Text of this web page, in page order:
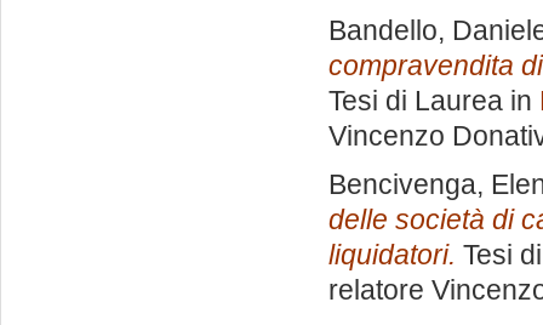
Bandello,
compravendita
Tesi di Laurea in
Vincenzo
Bencivenga,
delle società di
liquidatori. Tesi
relatore